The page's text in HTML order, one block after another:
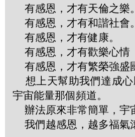
有感恩，才有天倫之樂。
有感恩，才有和諧社會。
有感恩，才有健康。
有感恩，才有歡樂心情
有感恩，才有繁榮強盛
想上天幫助我們達成心
宇宙能量那個頻道。
辦法原來非常簡單，宇
我們越感恩，越多福氣